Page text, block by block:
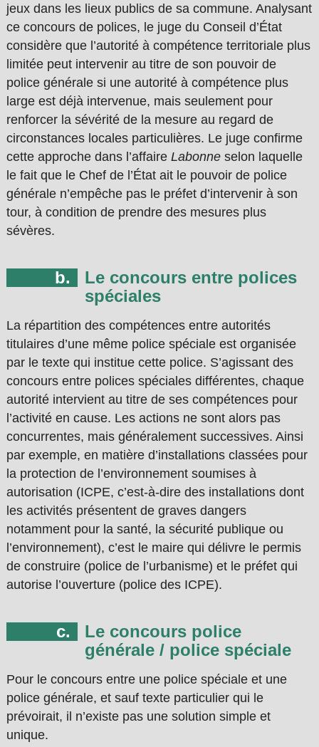
jeux dans les lieux publics de sa commune. Analysant
ce concours de polices, le juge du Conseil d’État
considère que l’autorité à compétence territoriale plus
limitée peut intervenir au titre de son pouvoir de
police générale si une autorité à compétence plus
large est déjà intervenue, mais seulement pour
renforcer la sévérité de la mesure au regard de
circonstances locales particulières. Le juge confirme
cette approche dans l’affaire Labonneselon laquelle
le fait que le Chef de l’État ait le pouvoir de police
générale n’empêche pas le préfet d’intervenir à son
tour, à condition de prendre des mesures plus
sévères.
Le concours entre polices
spéciales
La répartition des compétences entre autorités
titulaires d’une même police spéciale est organisée
par le texte qui institue cette police. S’agissant des
concours entre polices spéciales différentes, chaque
autorité intervient au titre de ses compétences pour
l’activité en cause. Les actions ne sont alors pas
concurrentes, mais généralement successives. Ainsi
par exemple, en matière d’installations classées pour
la protection de l’environnement soumises à
autorisation (ICPE, c’est-à-dire des installations dont
les activités présentent de graves dangers
notamment pour la santé, la sécurité publique ou
l’environnement), c’est le maire qui délivre le permis
de construire (police de l’urbanisme) et le préfet qui
autorise l’ouverture (police des ICPE).
Le concours police
générale / police spéciale
Pour le concours entre une police spéciale et une
police générale, et sauf texte particulier qui le
prévoirait, il n’existe pas une solution simple et
unique.